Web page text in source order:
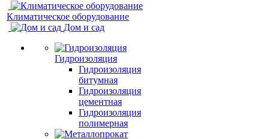
Климатическое оборудование
Дом и сад
Гидроизоляция
Гидроизоляция
битумная
Гидроизоляция
цементная
Гидроизоляция
полимерная